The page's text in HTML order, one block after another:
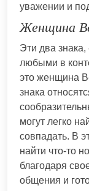
уважении и
Женщина
Эти два знака,
любыми в
это женщина
знака
могут легко
совпадать. В
найти что-то
благодаря
общения и